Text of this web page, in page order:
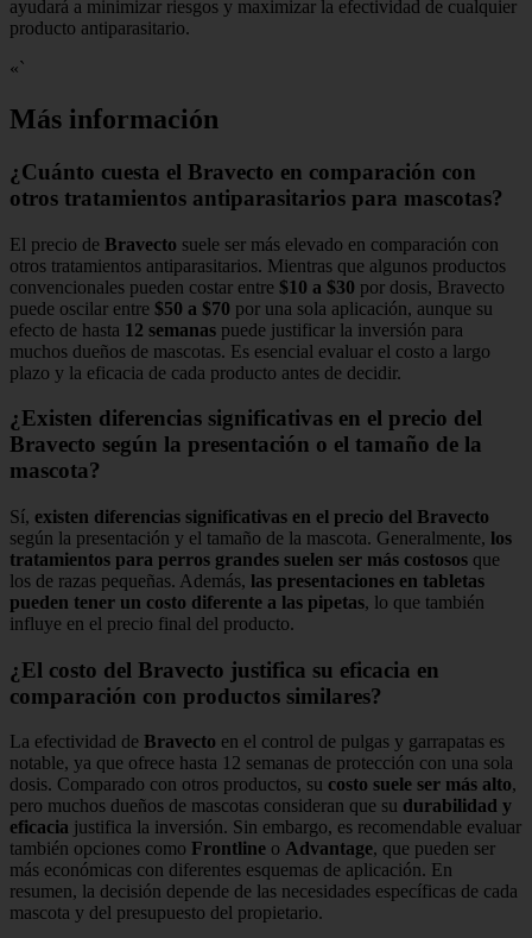
ayudará a minimizar riesgos y maximizar la efectividad de cualquier
producto antiparasitario.
«`
Más información
¿Cuánto cuesta el Bravecto en comparación con
otros tratamientos antiparasitarios para mascotas?
El precio de Bravecto suele ser más elevado en comparación con
otros tratamientos antiparasitarios. Mientras que algunos productos
convencionales pueden costar entre $10 a $30 por dosis, Bravecto
puede oscilar entre $50 a $70 por una sola aplicación, aunque su
efecto de hasta 12 semanas puede justificar la inversión para
muchos dueños de mascotas. Es esencial evaluar el costo a largo
plazo y la eficacia de cada producto antes de decidir.
¿Existen diferencias significativas en el precio del
Bravecto según la presentación o el tamaño de la
mascota?
Sí, existen diferencias significativas en el precio del Bravecto
según la presentación y el tamaño de la mascota. Generalmente, los
tratamientos para perros grandes suelen ser más costosos que
los de razas pequeñas. Además, las presentaciones en tabletas
pueden tener un costo diferente a las pipetas, lo que también
influye en el precio final del producto.
¿El costo del Bravecto justifica su eficacia en
comparación con productos similares?
La efectividad de Bravecto en el control de pulgas y garrapatas es
notable, ya que ofrece hasta 12 semanas de protección con una sola
dosis. Comparado con otros productos, su costo suele ser más alto,
pero muchos dueños de mascotas consideran que su durabilidad y
eficacia justifica la inversión. Sin embargo, es recomendable evaluar
también opciones como Frontline o Advantage, que pueden ser
más económicas con diferentes esquemas de aplicación. En
resumen, la decisión depende de las necesidades específicas de cada
mascota y del presupuesto del propietario.